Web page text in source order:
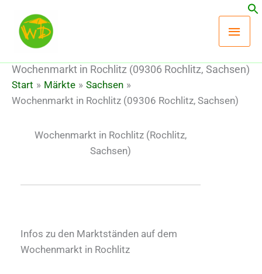
Inhalt
springen
Wochenmarkt in Rochlitz (09306 Rochlitz, Sachsen)
Start Märkte
Sachsen
Wochenmarkt in Rochlitz (09306 Rochlitz, Sachsen)
Wochenmarkt in Rochlitz (Rochlitz,
Sachsen)
Infos zu den Marktständen auf dem
Wochenmarkt in Rochlitz